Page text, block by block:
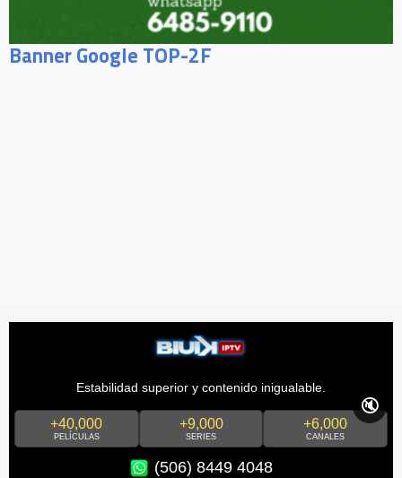
Banner Google TOP-2F
Estabilidad superior y contenido inigualable.
+40,000
PELÍCULAS
+9,000
SERIES
+6,000
CANALES
(506) 8449 4048
🔇